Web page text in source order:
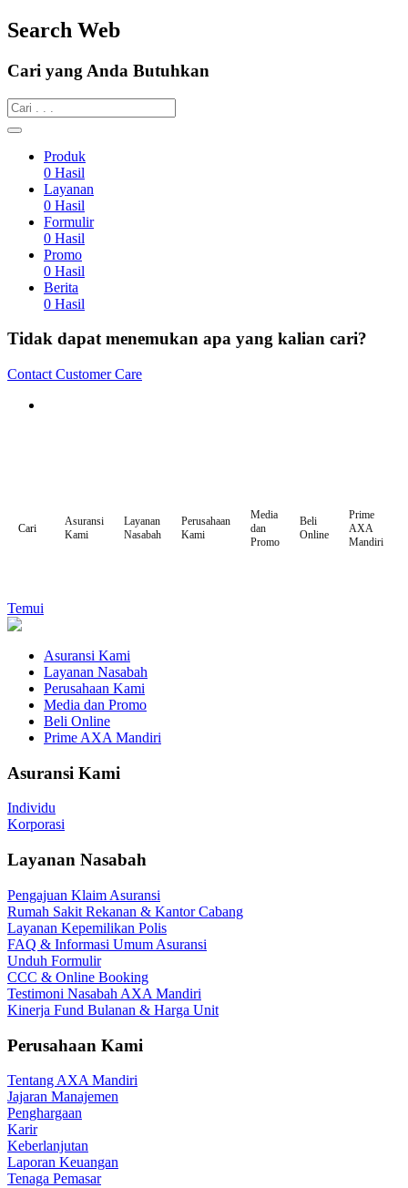
Search Web
Cari yang Anda Butuhkan
Produk
0 Hasil
Layanan
0 Hasil
Formulir
0 Hasil
Promo
0 Hasil
Berita
0 Hasil
Tidak dapat menemukan apa yang kalian cari?
Contact Customer Care
Cari
Asuransi
Kami
Layanan
Nasabah
Perusahaan
Kami
Media
dan
Promo
Beli
Online
Prime
AXA
Mandiri
Temui
Asuransi Kami
Layanan Nasabah
Perusahaan Kami
Media dan Promo
Beli Online
Prime AXA Mandiri
Asuransi Kami
Individu
Korporasi
Layanan Nasabah
Pengajuan Klaim Asuransi
Rumah Sakit Rekanan & Kantor Cabang
Layanan Kepemilikan Polis
FAQ & Informasi Umum Asuransi
Unduh Formulir
CCC & Online Booking
Testimoni Nasabah AXA Mandiri
Kinerja Fund Bulanan & Harga Unit
Perusahaan Kami
Tentang AXA Mandiri
Jajaran Manajemen
Penghargaan
Karir
Keberlanjutan
Laporan Keuangan
Tenaga Pemasar